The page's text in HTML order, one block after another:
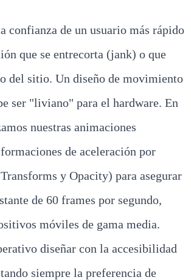
confianza de un usuario más rápido
que se entrecorta (jank) o que
del sitio. Un diseño de movimiento
ser "liviano" para el hardware. En
nuestras animaciones
de aceleración por
y Opacity) para asegurar
de 60 frames por segundo,
móviles de gama media.
diseñar con la accesibilidad
siempre la preferencia de